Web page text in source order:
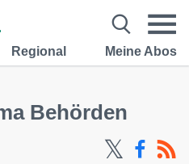
Regional Meine Abos
Behörden